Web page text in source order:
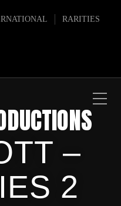
RARITIES
–
2